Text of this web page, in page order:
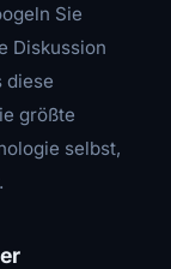
Sie
Diskussion
diese
größte
selbst,